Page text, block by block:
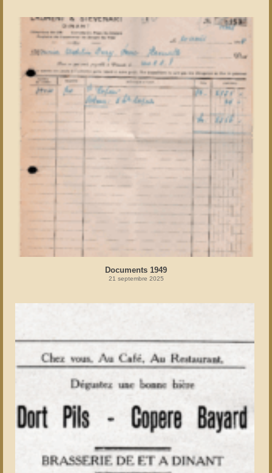
Documents 1949
21 septembre 2025